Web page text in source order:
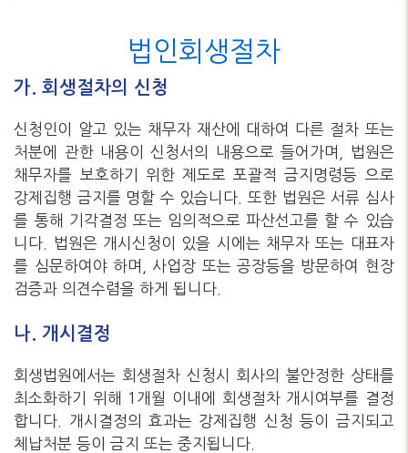
법인회생절차
가. 회생절차의 신청
신청인이 알고 있는 채무자 재산에 대하여 다른 절차 또는
처분에 관한 내용이 신청서의 내용으로 들어가며, 법원은
채무자를 보호하기 위한 제도로 포괄적 금지명령등 으로
강제집행 금지를 명할 수 있습니다. 또한 법원은 서류 심사
를 통해 기각결정 또는 임의적으로 파산선고를 할 수 있습
니다. 법원은 개시신청이 있을 시에는 채무자 또는 대표자
를 심문하여야 하며, 사업장 또는 공장등을 방문하여 현장
검증과 의견수렴을 하게 됩니다.
나. 개시결정
회생법원에서는 회생절차 신청시 회사의 불안정한 상태를
최소화하기 위해 1개월 이내에 회생절차 개시여부를 결정
합니다. 개시결정의 효과는 강제집행 신청 등이 금지되고
체납처분 등이 금지 또는 중지됩니다.